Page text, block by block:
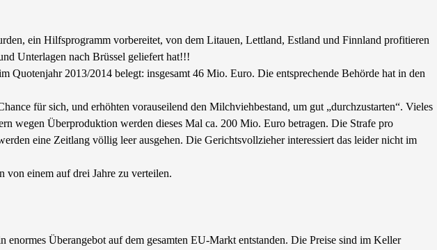
ein Hilfsprogramm vorbereitet, von dem Litauen, Lettland, Estland und Finnland profitieren
Unterlagen nach Brüssel geliefert hat!!!
2013/2014 belegt: insgesamt 46 Mio. Euro. Die entsprechende Behörde hat in den
für sich, und erhöhten vorauseilend den Milchviehbestand, um gut „durchzustarten“. Vieles
wegen Überproduktion werden dieses Mal ca. 200 Mio. Euro betragen. Die Strafe pro
eine Zeitlang völlig leer ausgehen. Die Gerichtsvollzieher interessiert das leider nicht im
von einem auf drei Jahre zu verteilen.
Überangebot auf dem gesamten EU-Markt entstanden. Die Preise sind im Keller